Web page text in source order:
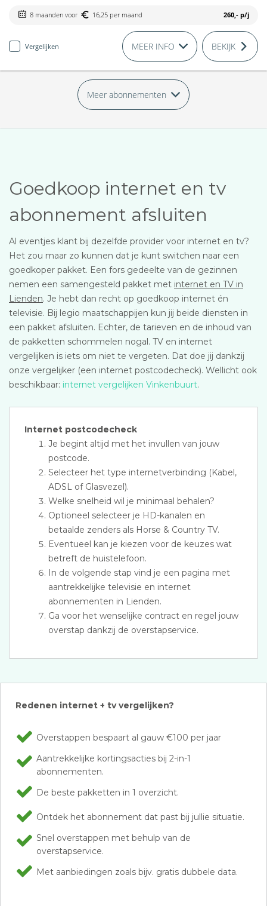
8 maanden voor 16,25 per maand 260,- p/j
Vergelijken MEER INFO BEKIJK
Meer abonnementen
Goedkoop internet en tv
abonnement afsluiten
Al eventjes klant bij dezelfde provider voor internet en tv?
Het zou maar zo kunnen dat je kunt switchen naar een
goedkoper pakket. Een fors gedeelte van de gezinnen
nemen een samengesteld pakket met internet en TV in
Lienden. Je hebt dan recht op goedkoop internet én
televisie. Bij legio maatschappijen kun jij beide diensten in
een pakket afsluiten. Echter, de tarieven en de inhoud van
de pakketten schommelen nogal. TV en internet
vergelijken is iets om niet te vergeten. Dat doe jij dankzij
onze vergelijker (een internet postcodecheck). Wellicht ook
beschikbaar: internet vergelijken Vinkenbuurt.
Internet postcodecheck
Je begint altijd met het invullen van jouw
postcode.
Selecteer het type internetverbinding (Kabel,
ADSL of Glasvezel).
Welke snelheid wil je minimaal behalen?
Optioneel selecteer je HD-kanalen en
betaalde zenders als Horse & Country TV.
Eventueel kan je kiezen voor de keuzes wat
betreft de huistelefoon.
In de volgende stap vind je een pagina met
aantrekkelijke televisie en internet
abonnementen in Lienden.
Ga voor het wenselijke contract en regel jouw
overstap dankzij de overstapservice.
Redenen internet + tv vergelijken?
Overstappen bespaart al gauw €100 per jaar
Aantrekkelijke kortingsacties bij 2-in-1
abonnementen.
De beste pakketten in 1 overzicht.
Ontdek het abonnement dat past bij jullie situatie.
Snel overstappen met behulp van de
overstapservice.
Met aanbiedingen zoals bijv. gratis dubbele data.